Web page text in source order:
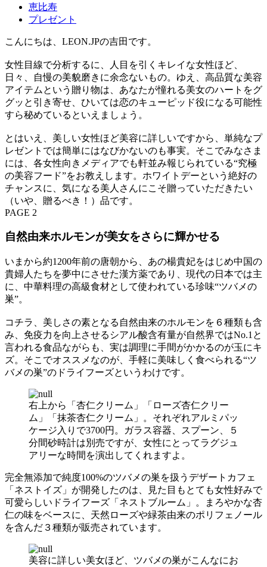
恵比寿
プレゼント
こんにちは、LEON.JPの吉田です。
女性目線で分析するに、人目を引くキレイな女性ほど、
日々、自慢の美貌磨きに余念ないもの。ゆえ、高品質な美容
アイテムという贈り物は、あなたが憧れる美女のハートをグ
グッと引き寄せ、ひいては恋のキューピッド役になる可能性
すら秘めているといえましょう。
とはいえ、美しい女性ほど美容に詳しいですから、単純なプ
レゼントでは簡単にはなびかないのも事実。そこでみなさま
には、各女性向きメディアでも軒並み報じられている“究極
の美容フード”をお教えします。ホワイトデーという絶好の
チャンスに、気になる美人さんにこそ贈っていただきたい
（いや、贈るべき！）品です。
PAGE 2
自然由来ホルモンが美女をさらに輝かせる
いまから約1200年前の唐朝から、あの楊貴妃をはじめ中国の
貴婦人たちを夢中にさせた漢方薬であり、現代の日本では主
に、中華料理の高級食材として使われている珍味“ツバメの
巣”。
コチラ、美しさの素となる自然由来のホルモンを６種類も含
み、免疫力を向上させるシアル酸含有量が自然界ではNo.1と
言われる食品ながらも、実は調理に手間がかかるのが玉にキ
ズ。そこでオススメなのが、手軽に美味しく食べられる“ツ
バメの巣”のドライフーズというわけです。
右上から「杏仁クリーム」「ローズ杏仁クリー
ム」「抹茶杏仁クリーム」。それぞれアルミパッ
ケージ入りで3700円。ガラス容器、スプーン、５
分間砂時計は別売ですが、女性にとってラグジュ
アリーな時間を演出してくれますよ。
完全無添加で純度100%のツバメの巣を扱うデザートカフェ
「ネストイズ」が開発したのは、見た目もとても女性好みで
可愛らしいドライフーズ「ネストブルーム」。まろやかな杏
仁の味をベースに、天然ローズや緑茶由来のポリフェノール
を含んだ３種類が販売されています。
美容に詳しい美女ほど、ツバメの巣がこんなにお